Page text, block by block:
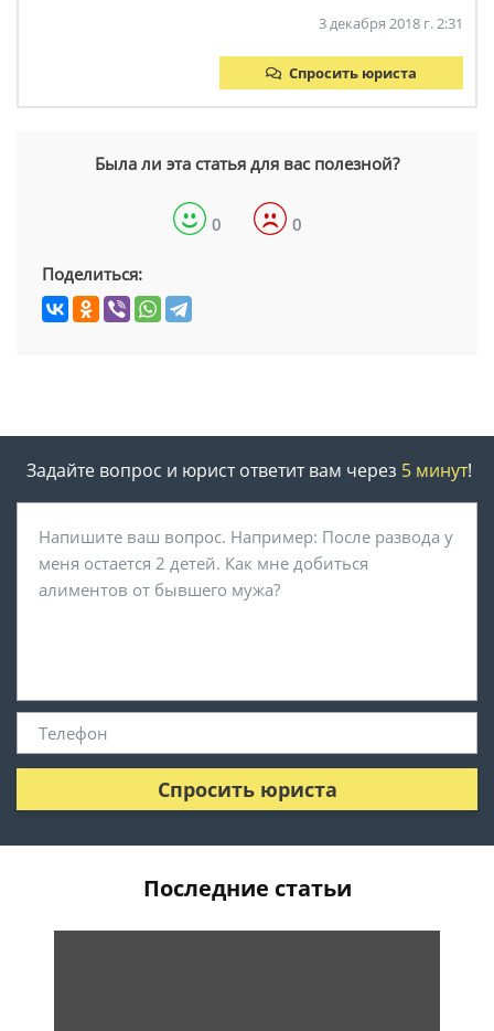
3 декабря 2018 г. 2:31
Спросить юриста
Была ли эта статья для вас полезной?
0 0
Поделиться:
Задайте вопрос и юрист ответит вам через 5 минут!
Спросить юриста
Последние статьи